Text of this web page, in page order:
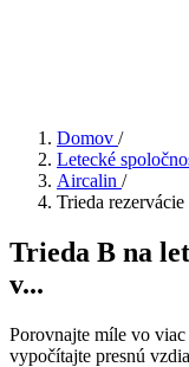
Domov /
Letecké
Aircalin /
Trieda rezervácie
Trieda B na
v...
Porovnajte míle vo
vypočítajte presnú